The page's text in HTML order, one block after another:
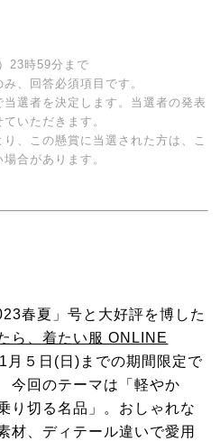
23時59分まで
、回答必須項目です。
選者を決定します。当選者の発表
いただきます。
、この懸賞に当選された方は、こ
合があります。
春夏」号と大好評を博した
ら、着たい服 ONLINE
月５日(日)までの期間限定で
回のテーマは「軽やか
切る名品」。おしゃれな
材、ディテール違いで愛用